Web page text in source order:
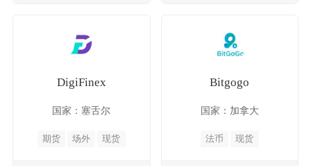
DigiFinex
国家：塞舌尔
期货 场外 现货
Bitgogo
国家：加拿大
法币 现货